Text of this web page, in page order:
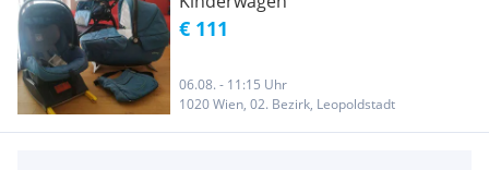
€ 111
06.08. - 11:15 Uhr
1020 Wien, 02. Bezirk, Leopoldstadt